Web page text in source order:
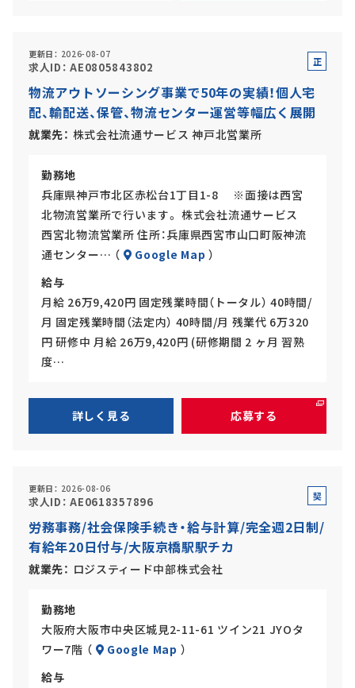
更新日 2026-08-07
求人ID AE0805843802
正
員
物流アウトソーシング事業で50年の実績！個人宅
配、輸配送、保管、物流センター運営等幅広く展開
就業先 株式会社流通サービス 神戸北営業所
勤務地
兵庫県神戸市北区赤松台1丁目1-8 ※面接は西宮
北物流営業所で行います。 株式会社流通サービス
西宮北物流営業所 住所：兵庫県西宮市山口町阪神流
通センター… （
Google Map ）
給与
月給 26万9,420円 固定残業時間（トータル） 40時間/
月 固定残業時間（法定内） 40時間/月 残業代 6万320
円 研修中 月給 26万9,420円 (研修期間 2 ヶ月 習熟
度…
詳しく見る 応募する
更新日 2026-08-06
求人ID AE0618357896
契
社
労務事務/社会保険手続き・給与計算/完全週2日制/
有給年20日付与/大阪京橋駅駅チカ
就業先 ロジスティード中部株式会社
勤務地
大阪府大阪市中央区城見2-11-61 ツイン21 JYOタ
ワー7階 （
Google Map ）
給与